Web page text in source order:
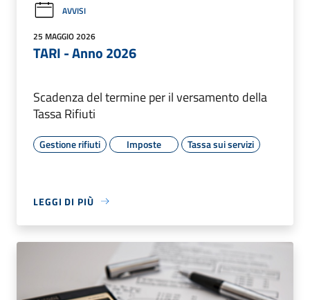
AVVISI
25 MAGGIO 2026
TARI - Anno 2026
Scadenza del termine per il versamento della
Tassa Rifiuti
Gestione rifiuti Imposte Tassa sui servizi
LEGGI DI PIÙ